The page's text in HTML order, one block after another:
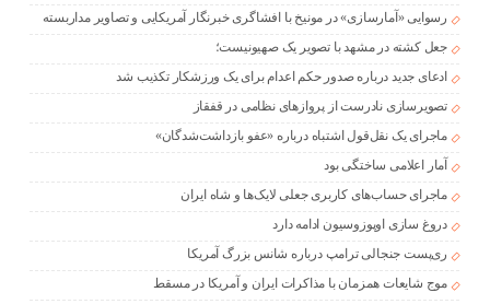
رسوایی «آمارسازی» در مونیخ با افشاگری خبرنگار آمریکایی و تصاویر مداربسته
جعل کشته در مشهد با تصویر یک صهیونیست؛
ادعای جدید درباره صدور حکم اعدام برای یک ورزشکار تکذیب شد
تصویرسازی نادرست از پروازهای نظامی در قفقاز
ماجرای یک نقل‌قول اشتباه درباره «عفو بازداشت‌شدگان»
آمار اعلامی ساختگی بود
ماجرای حساب‌های کاربری جعلی لایک‌ها و شاه ایران
دروغ سازی اوپوزوسیون ادامه دارد
ری‌پست جنجالی ترامپ درباره شانس بزرگ آمریکا
موج شایعات همزمان با مذاکرات ایران و آمریکا در مسقط